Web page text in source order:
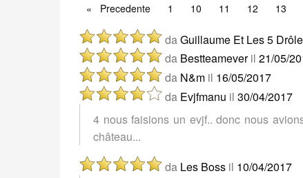
Precedente Precedente
1 10 11 12 13
da Guillaume Et Les 5
da Bestteameveril 21/05/
da N&m il 16/05/2017
da Evjfmanu il 30/04/2017
4 nous faisions un evjf.. donc nous
château...
da Les Boss il 10/04/2017